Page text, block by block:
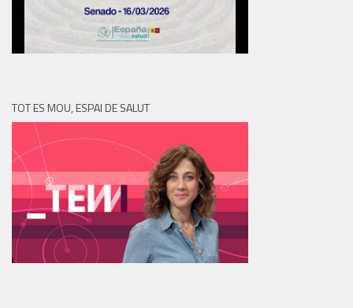
TOT ES MOU, ESPAI DE SALUT